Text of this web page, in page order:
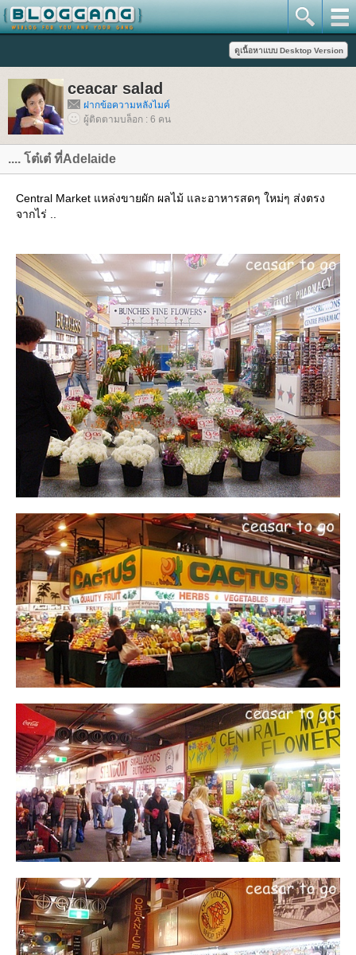
ceacar salad
ฝากข้อความหลังไมค์
ผู้ติดตามบล็อก : 6 คน
.... โต๋เต๋ ที่Adelaide
Central Market แหล่งขายผัก ผลไม้ และอาหารสดๆ ใหม่ๆ ส่งตรง
จากไร่ ..